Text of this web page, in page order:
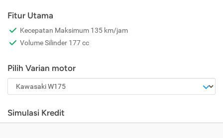
Fitur Utama
Kecepatan Maksimum 135 km/jam
Volume Silinder 177 cc
Pilih Varian motor
Simulasi Kredit